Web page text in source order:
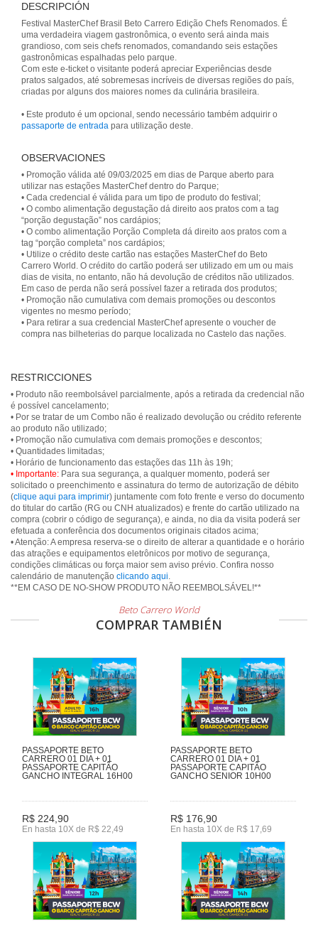
DESCRIPCIÓN
Festival MasterChef Brasil Beto Carrero Edição Chefs Renomados. É
uma verdadeira viagem gastronômica, o evento será ainda mais
grandioso, com seis chefs renomados, comandando seis estações
gastronômicas espalhadas pelo parque.
Com este e-ticket o visitante poderá apreciar Experiências desde
pratos salgados, até sobremesas incríveis de diversas regiões do país,
criadas por alguns dos maiores nomes da culinária brasileira.
• Este produto é um opcional, sendo necessário também adquirir o
passaporte de entrada para utilização deste.
OBSERVACIONES
• Promoção válida até 09/03/2025 em dias de Parque aberto para
utilizar nas estações MasterChef dentro do Parque;
• Cada credencial é válida para um tipo de produto do festival;
• O combo alimentação degustação dá direito aos pratos com a tag
“porção degustação” nos cardápios;
• O combo alimentação Porção Completa dá direito aos pratos com a
tag “porção completa” nos cardápios;
• Utilize o crédito deste cartão nas estações MasterChef do Beto
Carrero World. O crédito do cartão poderá ser utilizado em um ou mais
dias de visita, no entanto, não há devolução de créditos não utilizados.
Em caso de perda não será possível fazer a retirada dos produtos;
• Promoção não cumulativa com demais promoções ou descontos
vigentes no mesmo período;
• Para retirar a sua credencial MasterChef apresente o voucher de
compra nas bilheterias do parque localizada no Castelo das nações.
RESTRICCIONES
• Produto não reembolsável parcialmente, após a retirada da credencial não
é possível cancelamento;
• Por se tratar de um Combo não é realizado devolução ou crédito referente
ao produto não utilizado;
• Promoção não cumulativa com demais promoções e descontos;
• Quantidades limitadas;
• Importante: Para sua segurança, a qualquer momento, poderá ser
solicitado o preenchimento e assinatura do termo de autorização de débito
(clique aqui para imprimir) juntamente com foto frente e verso do documento
do titular do cartão (RG ou CNH atualizados) e frente do cartão utilizado na
compra (cobrir o código de segurança), e ainda, no dia da visita poderá ser
efetuada a conferência dos documentos originais citados acima;
• Atenção: A empresa reserva-se o direito de alterar a quantidade e o horário
das atrações e equipamentos eletrônicos por motivo de segurança,
condições climáticas ou força maior sem aviso prévio. Confira nosso
calendário de manutenção clicando aqui.
**EM CASO DE NO-SHOW PRODUTO NÃO REEMBOLSÁVEL!**
Beto Carrero World
COMPRAR TAMBIÉN
PASSAPORTE BETO
CARRERO 01 DIA + 01
PASSAPORTE CAPITÃO
GANCHO INTEGRAL 16H00
R$ 224,90
En hasta 10X de R$ 22,49
PASSAPORTE BETO
CARRERO 01 DIA + 01
PASSAPORTE CAPITÃO
GANCHO SENIOR 10H00
R$ 176,90
En hasta 10X de R$ 17,69